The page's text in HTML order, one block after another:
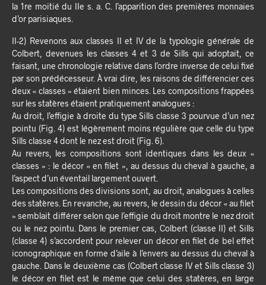
la 1re moitié du IIe s. a. C. l’apparition des premières monnaies
d’or parisiaques.
II-2) Revenons aux classes II et IV de la typologie générale de
Colbert, devenues les classes 4 et 3 de Sills qui adoptait, ce
faisant, une chronologie relative dans l’ordre inverse de celui fixé
par son prédécesseur. À vrai dire, les raisons de différencier ces
deux « classes » étaient bien minces. Les compositions frappées
sur les statères étaient pratiquement analogues :
Au droit, l’effigie à droite du type Sills classe 3 pourvue d’un nez
pointu (Fig. 4) est légèrement moins régulière que celle du type
Sills classe 4 dont le nez est droit (Fig. 6).
Au revers, les compositions sont identiques dans les deux «
classes » : le décor « en filet », au dessus du cheval à gauche, a
l’aspect d’un éventail largement ouvert.
Les compositions des divisions sont, au droit, analogues à celles
des statères. En revanche, au revers, le dessin du décor « au filet
» semblait différer selon que l’effigie du droit montre le nez droit
ou le nez pointu. Dans le premier cas, Colbert (classe II) et Sills
(classe 4) s’accordent pour relever un décor en filet de bel effet
iconographique en forme d’aile à l’envers au dessus du cheval à
gauche. Dans le deuxième cas (Colbert classe IV et Sills classe 3)
le décor en filet est le même que celui des statères, en large